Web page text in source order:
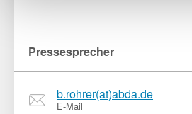
Pressesprecher
b.rohrer(at)abda.de
E-Mail